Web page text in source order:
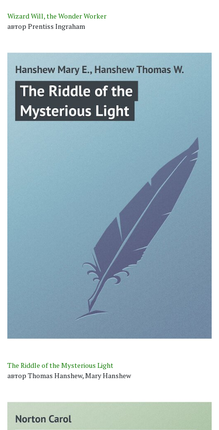
Wizard Will, the Wonder Worker
автор Prentiss Ingraham
The Riddle of the Mysterious Light
автор Thomas Hanshew, Mary Hanshew